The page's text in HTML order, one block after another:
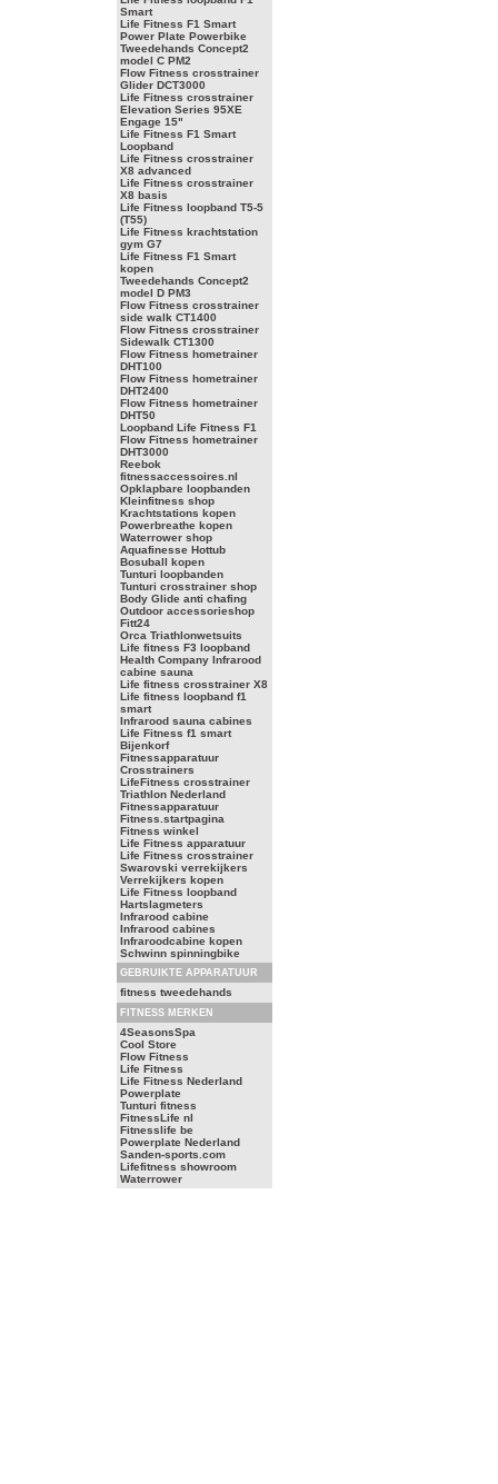
Smart
Life Fitness F1 Smart
Power Plate Powerbike
Tweedehands Concept2
model C PM2
Flow Fitness crosstrainer
Glider DCT3000
Life Fitness crosstrainer
Elevation Series 95XE
Engage 15"
Life Fitness F1 Smart
Loopband
Life Fitness crosstrainer
X8 advanced
Life Fitness crosstrainer
X8 basis
Life Fitness loopband T5-5
(T55)
Life Fitness krachtstation
gym G7
Life Fitness F1 Smart
kopen
Tweedehands Concept2
model D PM3
Flow Fitness crosstrainer
side walk CT1400
Flow Fitness crosstrainer
Sidewalk CT1300
Flow Fitness hometrainer
DHT100
Flow Fitness hometrainer
DHT2400
Flow Fitness hometrainer
DHT50
Loopband Life Fitness F1
Flow Fitness hometrainer
DHT3000
Reebok
fitnessaccessoires.nl
Opklapbare loopbanden
Kleinfitness shop
Krachtstations kopen
Powerbreathe kopen
Waterrower shop
Aquafinesse Hottub
Bosuball kopen
Tunturi loopbanden
Tunturi crosstrainer shop
Body Glide anti chafing
Outdoor accessorieshop
Fitt24
Orca Triathlonwetsuits
Life fitness F3 loopband
Health Company Infrarood
cabine sauna
Life fitness crosstrainer X8
Life fitness loopband f1
smart
Infrarood sauna cabines
Life Fitness f1 smart
Bijenkorf
Fitnessapparatuur
Crosstrainers
LifeFitness crosstrainer
Triathlon Nederland
Fitnessapparatuur
Fitness.startpagina
Fitness winkel
Life Fitness apparatuur
Life Fitness crosstrainer
Swarovski verrekijkers
Verrekijkers kopen
Life Fitness loopband
Hartslagmeters
Infrarood cabine
Infrarood cabines
Infraroodcabine kopen
Schwinn spinningbike
GEBRUIKTE APPARATUUR
fitness tweedehands
FITNESS MERKEN
4SeasonsSpa
Cool Store
Flow Fitness
Life Fitness
Life Fitness Nederland
Powerplate
Tunturi fitness
FitnessLife nl
Fitnesslife be
Powerplate Nederland
Sanden-sports.com
Lifefitness showroom
Waterrower